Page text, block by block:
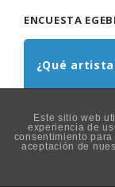
ENCUESTA
¿Qué
Boney M
La Guardia
Este sitio web
experiencia de
consentimiento
aceptación de